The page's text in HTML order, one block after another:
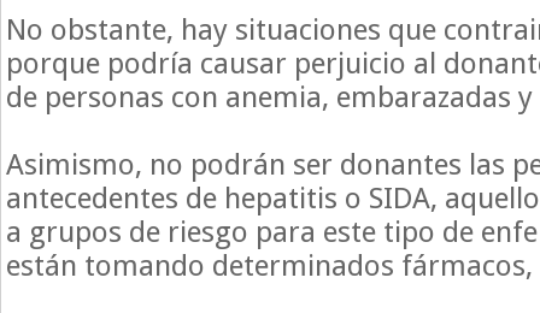
No obstante, hay situaciones que
porque podría causar perjuicio al
de personas con anemia, embarazadas
Asimismo, no podrán ser donantes las
antecedentes de hepatitis o SIDA,
a grupos de riesgo para este tipo de
están tomando determinados